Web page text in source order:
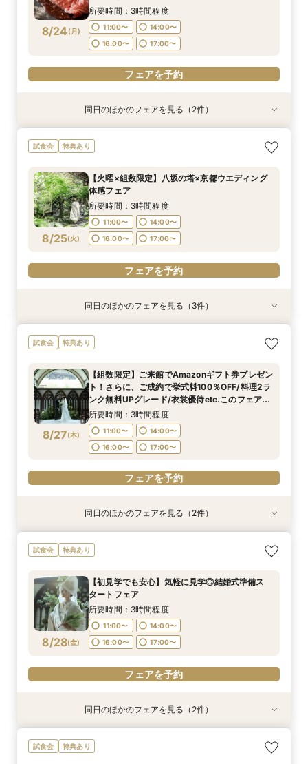
フェアを予約
15:00〜 16:00〜
フェアを予約
15:00〜 16:00〜
フェアを予約
8/24 (月)
所要時間：3時間程度
11:00〜
14:00〜
16:00〜
17:00〜
フェアを予約
特典あり
8/24(月)
【初見学でも安心】気軽に見学◎結婚式準備ス
タートフェア
11:00〜
16:00〜
17:00〜
フェアを予約
特典あり
8/24(月)
【組数限定】ご来館でAmazonギフト券プレゼン
ト！さらに、ご成約で挙式料100％OFF/料理2ラ
定の特典付リニューアル記念フェア◎
所要時間：3時間程度
16:00〜
17:00〜
フェアを予約
同日のほかのフェアを見る（2件）
試食会 特典あり
8/25(火)
【火曜×組数限定】八坂の塔×京都ウエディング
体感フェア
所要時間：3時間程度
11:00〜
14:00〜
16:00〜
17:00〜
フェアを予約
特典あり
8/25(火)
【初見学でも安心】気軽に見学◎結婚式準備ス
タートフェア
11:00〜
14:00〜
16:00〜
17:00〜
フェアを予約
特典あり
8/25(火)
【組数限定】ご来館でAmazonギフト券プレゼン
ト！さらに、ご成約で挙式料100％OFF/料理2ラ
定の特典付リニューアル記念フェア◎
所要時間：3時間程度
11:00〜
14:00〜
16:00〜
17:00〜
フェアを予約
特典あり
8/25(火)
【少人数*おもてなし重視の方*必見】八坂の塔に
誓う挙式×実際のご婚礼料理ハーフコース試食で
所要時間：3時間程度
11:00〜
14:00〜
16:00〜
17:00〜
フェアを予約
同日のほかのフェアを見る（3件）
試食会 特典あり
8/27(木)
【組数限定】ご来館でAmazonギフト券プレゼン
ト！さらに、ご成約で挙式料100％OFF/料理2ラ
ンク無料UPグレード/衣裳優待etc.このフェア限
定の特典付リニューアル記念フェア◎
所要時間：3時間程度
11:00〜
14:00〜
16:00〜
17:00〜
フェアを予約
特典あり
8/27(木)
【初見学でも安心】気軽に見学◎結婚式準備ス
タートフェア
11:00〜
16:00〜
17:00〜
フェアを予約
特典あり
8/27(木)
【少人数*おもてなし重視の方*必見】八坂の塔に
誓う挙式×実際のご婚礼料理ハーフコース試食で
所要時間：3時間程度
16:00〜
17:00〜
フェアを予約
同日のほかのフェアを見る（2件）
試食会 特典あり
8/28(金)
【初見学でも安心】気軽に見学◎結婚式準備ス
タートフェア
所要時間：3時間程度
11:00〜
14:00〜
16:00〜
17:00〜
フェアを予約
特典あり
【組数限定】ご来館でAmazonギフト券プレゼン
ト！さらに、ご成約で挙式料100％OFF/料理2ラ
特典あり
【少人数*おもてなし重視の方*必見】八坂の塔に
誓う挙式×実際のご婚礼料理ハーフコース試食で
同日のほかのフェアを見る（2件）
試食会 特典あり